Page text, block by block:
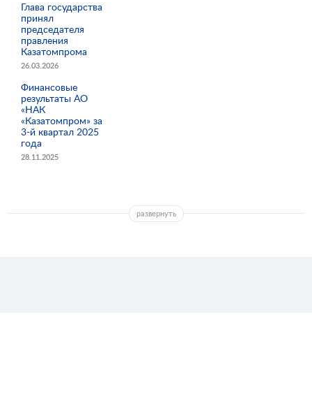
Глава государства
принял
председателя
правления
Казатомпрома
26.03.2026
Финансовые
результаты АО
«НАК
«Казатомпром» за
3-й квартал 2025
года
28.11.2025
развернуть